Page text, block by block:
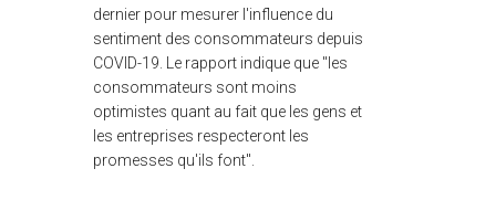
dernier pour mesurer l'influence du
sentiment des consommateurs depuis
COVID-19. Le rapport indique que "les
consommateurs sont moins
optimistes quant au fait que les gens et
les entreprises respecteront les
promesses qu'ils font".